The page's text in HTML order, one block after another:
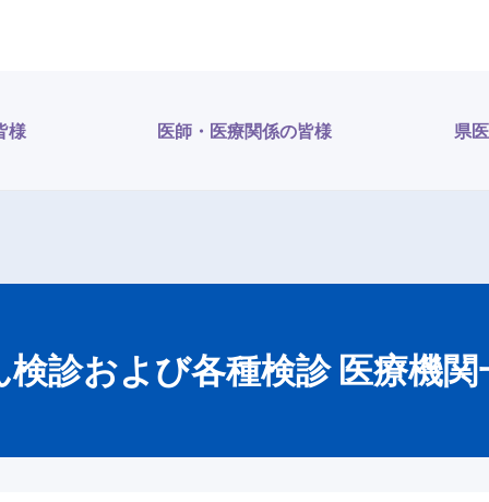
様 医師・医療関係の皆様 県
検診および各種検診 医療機関